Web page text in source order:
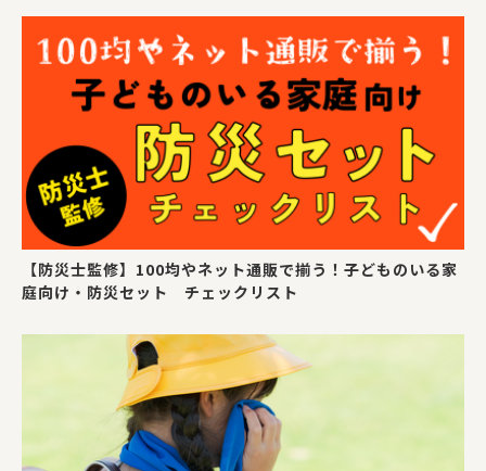
【防災士監修】100均やネット通販で揃う！子どものいる家
庭向け・防災セット チェックリスト